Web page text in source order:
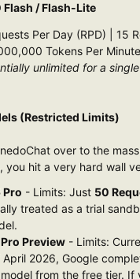
Flash / Flash-Lite
Per Day (RPD) | 15
Tokens Per
unlimited for a
(Restricted Limits)
over to the
you hit a very hard wall
Pro - Limits: Just 50
treated as a trial
Preview - Limits:
April 2026, Google
from the free tier. If